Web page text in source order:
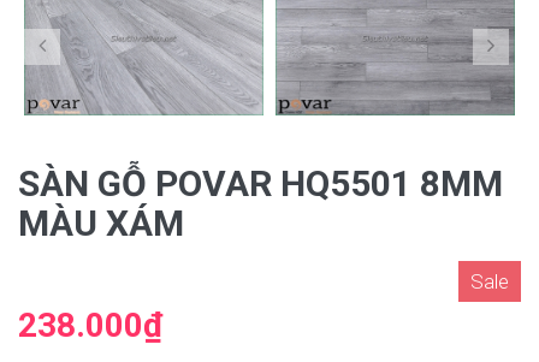
SÀN GỖ POVAR HQ5501 8MM
MÀU XÁM
Sale
238.000₫